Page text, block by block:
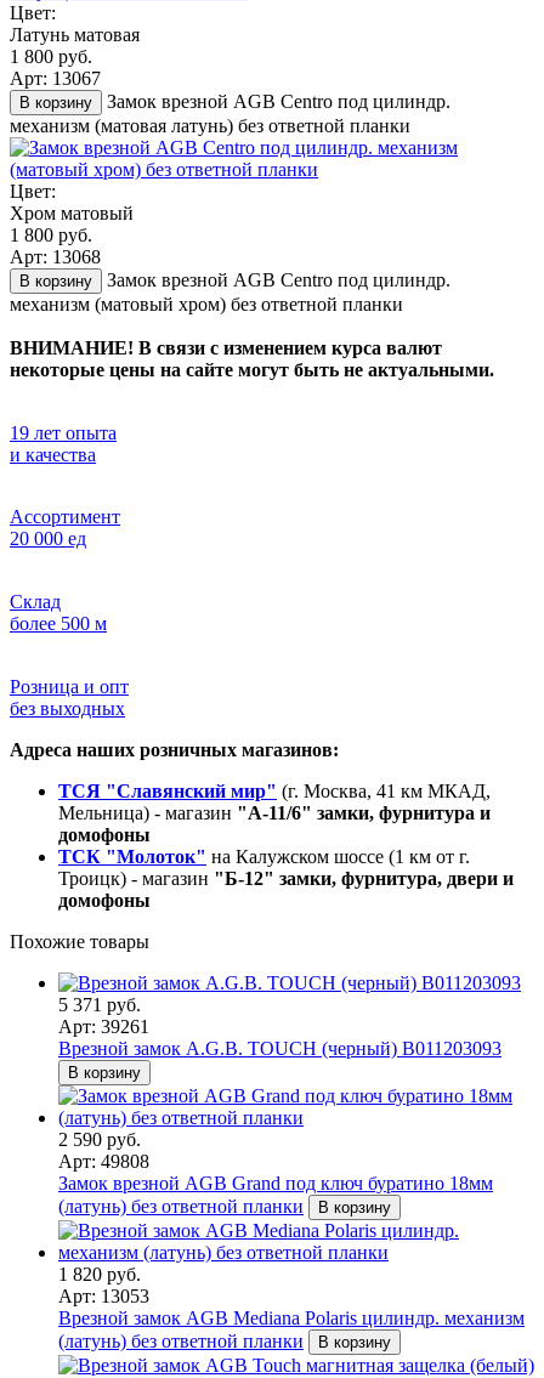
Цвет:
Латунь матовая
1 800 руб.
Арт: 13067
В корзину
Замок врезной AGB Centro под цилиндр.
механизм (матовая латунь) без ответной планки
Цвет:
Хром матовый
1 800 руб.
Арт: 13068
В корзину
Замок врезной AGB Centro под цилиндр.
механизм (матовый хром) без ответной планки
ВНИМАНИЕ! В связи с изменением курса валют
некоторые цены на сайте могут быть не актуальными.
19 лет опыта
и качества
Ассортимент
20 000 ед
Склад
более 500 м
Розница и опт
без выходных
Адреса наших розничных магазинов:
ТСЯ "Славянский мир" (г. Москва, 41 км МКАД,
Мельница) - магазин "А-11/6" замки, фурнитура и
домофоны
ТСК "Молоток" на Калужском шоссе (1 км от г.
Троицк) - магазин "Б-12" замки, фурнитура, двери и
домофоны
Похожие товары
5 371 руб.
Арт: 39261
Врезной замок A.G.B. TOUCH (черный) B011203093
В корзину
2 590 руб.
Арт: 49808
Замок врезной AGB Grand под ключ буратино 18мм
(латунь) без ответной планки
В корзину
1 820 руб.
Арт: 13053
Врезной замок AGB Mediana Polaris цилиндр. механизм
(латунь) без ответной планки
В корзину